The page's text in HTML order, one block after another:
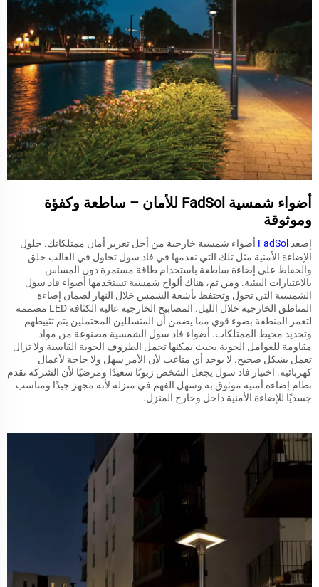
أضواء شمسية FadSol للأمان – ساطعة وكفؤة
وموثوقة
إصعد FadSolأضواء شمسية خارجية من أجل تعزيز أمان ممتلكاتك. حلول
الإضاءة الأمنية مثل تلك التي نقدمها في فاد سول تحاول في الغالب خلق
والحفاظ على إضاءة ساطعة باستخدام طاقة مستمرة دون المساس
بالاعتبارات البيئية. ومن ثم، هناك ألواح شمسية تستخدمها أضواء فاد سول
الشمسية التي تحول وتحتفظ بأشعة الشمس خلال النهار لضمان إضاءة
المناطق الخارجية خلال الليل. المصابيح الخارجية عالية الكثافة LED مصممة
لتغمر المنطقة بضوء قوي مما يضمن أن المتسللين المحتملين يتم تثبيطهم
وتحديد محيط الممتلكات. أضواء فاد سول الشمسية مصنوعة من مواد
مقاومة للعوامل الجوية بحيث يمكنها تحمل الظروف الجوية القاسية ولا تزال
تعمل بشكل صحيح. لا يوجد أي متاعب لأن الأمر سهل ولا حاجة لأعمال
كهربائية. اختيار فاد سول يجعل الشخص زبونًا سعيدًا ومرضيًا لأن الشركة تقدم
نظام إضاءة أمنية موثوق به وسهل الفهم في منزله لأنه مجهز جيدًا ومناسب
جسديًا للإضاءة الأمنية داخل وخارج المنزل.